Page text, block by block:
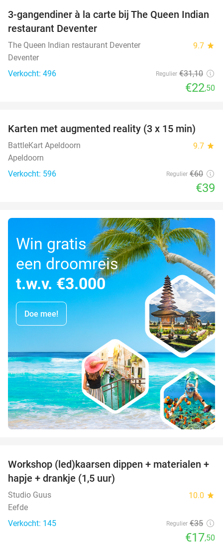
28%
3-gangendiner à la carte bij The Queen Indian
restaurant Deventer
The Queen Indian restaurant Deventer 9.7 star
Deventer
Verkocht: 496
Regulier €31,10
€22,50
35%
Karten met augmented reality (3 x 15 min)
BattleKart Apeldoorn 9.7 star
Apeldoorn
Verkocht: 596
Regulier €60
€39
Win gratis
een droomreis
t.w.v. €3.000
Doe mee!
50%
Workshop (led)kaarsen dippen + materialen +
hapje + drankje (1,5 uur)
Studio Guus 10.0 star
Eefde
Verkocht: 145
Regulier €35
€17,50